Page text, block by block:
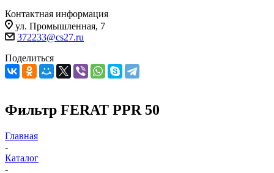
Контактная информация
ул. Промышленная, 7
372233@cs27.ru
Поделиться
Фильтр FERAT PPR 50
Главная
-
Каталог
-